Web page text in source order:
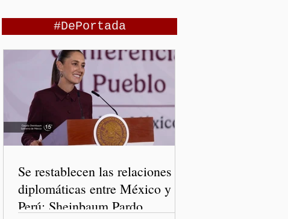
#DePortada
Se restablecen las relaciones
diplomáticas entre México y
Perú: Sheinbaum Pardo